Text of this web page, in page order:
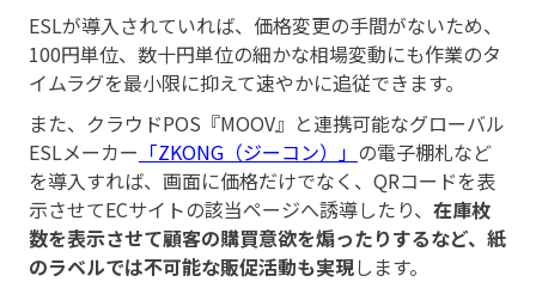
ESLが導入されていれば、価格変更の手間がないため、
100円単位、数十円単位の細かな相場変動にも作業のタ
イムラグを最小限に抑えて速やかに追従できます。
また、クラウドPOS『MOOV』と連携可能なグローバル
ESLメーカー 「ZKONG（ジーコン）」 の電子棚札など
を導入すれば、画面に価格だけでなく、QRコードを表
示させてECサイトの該当ページへ誘導したり、 在庫枚
数を表示させて顧客の購買意欲を煽ったりするなど、紙
のラベルでは不可能な販促活動も実現します。